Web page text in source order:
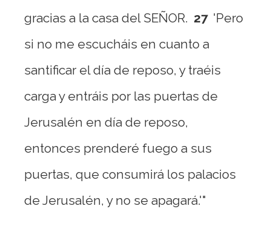
gracias a la casa del SEÑOR. 27 'Pero
si no me escucháis en cuanto a
santificar el día de reposo, y traéis
carga y entráis por las puertas de
Jerusalén en día de reposo,
entonces prenderé fuego a sus
puertas, que consumirá los palacios
de Jerusalén, y no se apagará.'"